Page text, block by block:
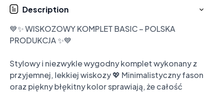
Description
💙✨ WISKOZOWY KOMPLET BASIC – POLSKA
PRODUKCJA ✨💙
Stylowy i niezwykle wygodny komplet wykonany z
przyjemnej, lekkiej wiskozy 💖 Minimalistyczny fason
oraz piękny błękitny kolor sprawiają, że całość